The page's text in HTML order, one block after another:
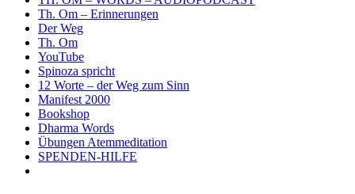
Th. Om – Erinnerungen
Der Weg
Th. Om
YouTube
Spinoza spricht
12 Worte – der Weg zum Sinn
Manifest 2000
Bookshop
Dharma Words
Übungen Atemmeditation
SPENDEN-HILFE